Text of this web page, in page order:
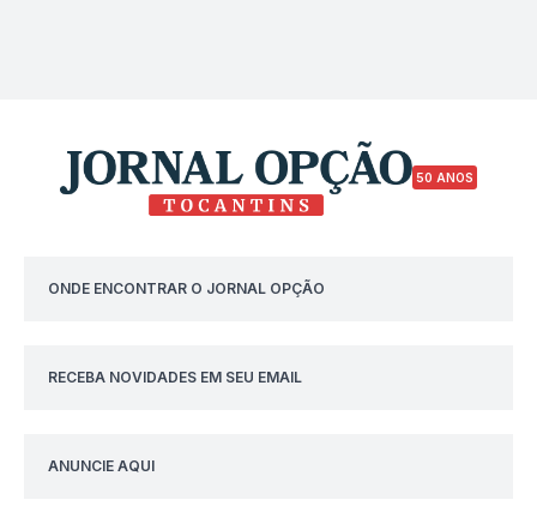
50 ANOS
ONDE ENCONTRAR O JORNAL OPÇÃO
RECEBA NOVIDADES EM SEU EMAIL
ANUNCIE AQUI